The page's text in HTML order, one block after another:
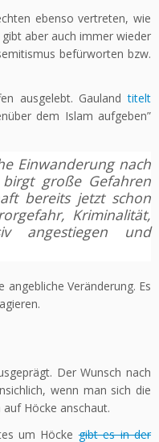
ebenso vertreten, wie
aber auch immer wieder
befürworten bzw.
ausgelebt. Gaulandtitelt
dem Islam aufgeben”
Einwanderung nach
große Gefahren
bereits jetzt schon
Kriminalität,
angestiegen und
Veränderung. Es
Der Wunsch nach
wenn man sich die
Höcke anschaut.
um Höckegibt es in der